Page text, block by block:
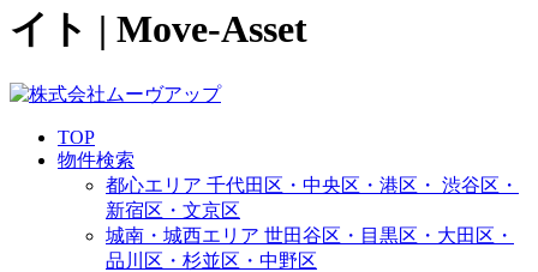
イト | Move-Asset
TOP
物件検索
都心エリア 千代田区・中央区・港区・ 渋谷区・
新宿区・文京区
城南・城西エリア 世田谷区・目黒区・大田区・
品川区・杉並区・中野区